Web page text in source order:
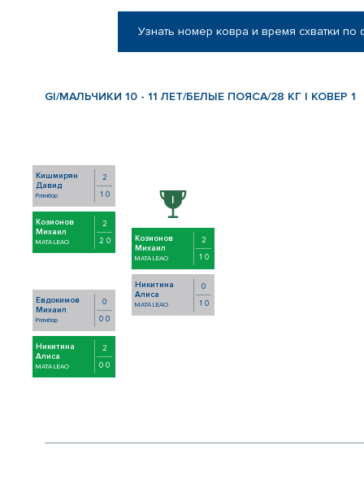
Узнать номер ковра и время схватки по
GI/МАЛЬЧИКИ 10 - 11 ЛЕТ/БЕЛЫЕ ПОЯСА/28 КГ | КОВЕР 1
Кишмирян
Давид
Ратибор
2
1 0
Козионов
Михаил
MATA LEAO
2
2 0
Евдокимов
Михаил
Ратибор
0
0 0
Никитина
Алиса
MATA LEAO
2
0 0
Козионов
Михаил
MATA LEAO
2
1 0
Никитина
Алиса
MATA LEAO
0
1 0